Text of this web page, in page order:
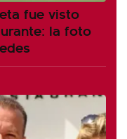
fue visto
la foto